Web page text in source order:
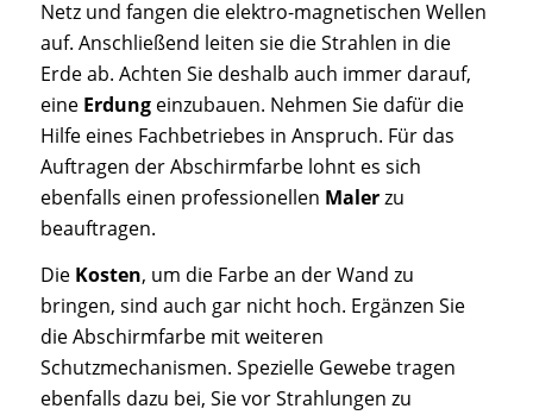
Netz und fangen die elektro-magnetischen Wellen
auf. Anschließend leiten sie die Strahlen in die
Erde ab. Achten Sie deshalb auch immer darauf,
eine Erdungeinzubauen. Nehmen Sie dafür die
Hilfe eines Fachbetriebes in Anspruch. Für das
Auftragen der Abschirmfarbe lohnt es sich
ebenfalls einen professionellen Malerzu
beauftragen.
Die Kosten, um die Farbe an der Wand zu
bringen, sind auch gar nicht hoch. Ergänzen Sie
die Abschirmfarbe mit weiteren
Schutzmechanismen. Spezielle Gewebe tragen
ebenfalls dazu bei, Sie vor Strahlungen zu